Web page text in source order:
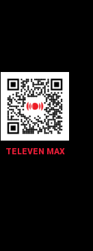
TELEVEN MAX